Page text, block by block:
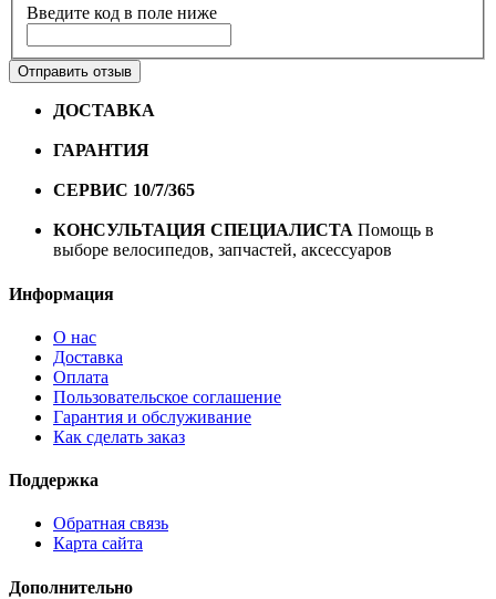
Введите код в поле ниже
Отправить отзыв
ДОСТАВКА
ГАРАНТИЯ
СЕРВИС 10/7/365
КОНСУЛЬТАЦИЯ СПЕЦИАЛИСТА Помощь в
выборе велосипедов, запчастей, аксессуаров
Информация
О нас
Доставка
Оплата
Пользовательское соглашение
Гарантия и обслуживание
Как сделать заказ
Поддержка
Обратная связь
Карта сайта
Дополнительно